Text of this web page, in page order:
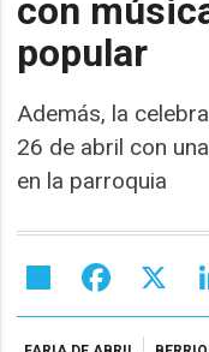
con
popular
Además, la
26 de abril con
en la parroquia
Share Facebook